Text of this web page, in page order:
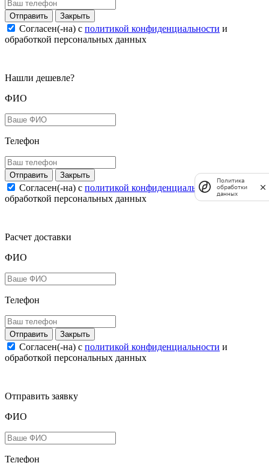
Закрыть
Согласен(-на) c политикой конфиденциальности и
обработкой персональных данных
Нашли дешевле?
ФИО
Телефон
Закрыть
Согласен(-на) c политикой конфиденциальностии
обработкой персональных данных
Расчет доставки
ФИО
Телефон
Закрыть
Согласен(-на) c политикой конфиденциальности и
обработкой персональных данных
Отправить заявку
ФИО
Телефон
Политика
обработки
данных